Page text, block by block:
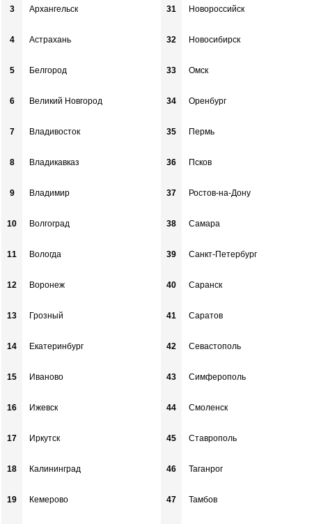
3 Архангельск
4 Астрахань
5 Белгород
6 Великий Новгород
7 Владивосток
8 Владикавказ
9 Владимир
10 Волгоград
11 Вологда
12 Воронеж
13 Грозный
14 Екатеринбург
15 Иваново
16 Ижевск
17 Иркутск
18 Калининград
19 Кемерово
31 Новороссийск
32 Новосибирск
33 Омск
34 Оренбург
35 Пермь
36 Псков
37 Ростов-на-Дону
38 Самара
39 Санкт-Петербург
40 Саранск
41 Саратов
42 Севастополь
43 Симферополь
44 Смоленск
45 Ставрополь
46 Таганрог
47 Тамбов